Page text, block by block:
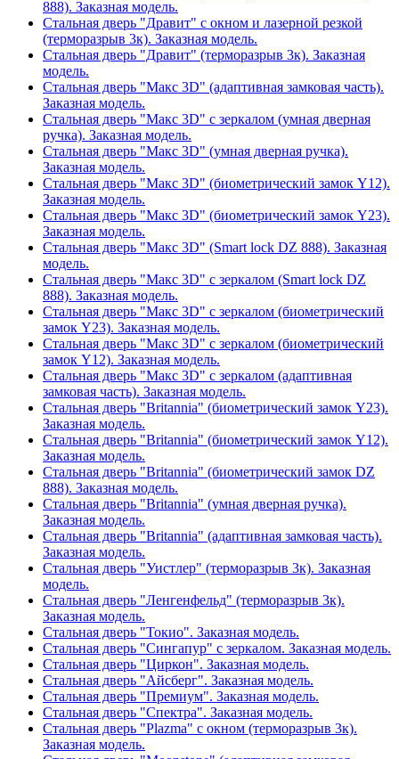
888). Заказная модель.
Стальная дверь "Дравит" с окном и лазерной резкой
(терморазрыв 3к). Заказная модель.
Стальная дверь "Дравит" (терморазрыв 3к). Заказная
модель.
Стальная дверь "Макс 3D" (адаптивная замковая часть).
Заказная модель.
Стальная дверь "Макс 3D" с зеркалом (умная дверная
ручка). Заказная модель.
Стальная дверь "Макс 3D" (умная дверная ручка).
Заказная модель.
Стальная дверь "Макс 3D" (биометрический замок Y12).
Заказная модель.
Стальная дверь "Макс 3D" (биометрический замок Y23).
Заказная модель.
Стальная дверь "Макс 3D" (Smart lock DZ 888). Заказная
модель.
Стальная дверь "Макс 3D" с зеркалом (Smart lock DZ
888). Заказная модель.
Стальная дверь "Макс 3D" с зеркалом (биометрический
замок Y23). Заказная модель.
Стальная дверь "Макс 3D" с зеркалом (биометрический
замок Y12). Заказная модель.
Стальная дверь "Макс 3D" с зеркалом (адаптивная
замковая часть). Заказная модель.
Стальная дверь "Britannia" (биометрический замок Y23).
Заказная модель.
Стальная дверь "Britannia" (биометрический замок Y12).
Заказная модель.
Стальная дверь "Britannia" (биометрический замок DZ
888). Заказная модель.
Стальная дверь "Britannia" (умная дверная ручка).
Заказная модель.
Стальная дверь "Britannia" (адаптивная замковая часть).
Заказная модель.
Стальная дверь "Уистлер" (терморазрыв 3к). Заказная
модель.
Стальная дверь "Ленгенфельд" (терморазрыв 3к).
Заказная модель.
Стальная дверь "Токио". Заказная модель.
Стальная дверь "Сингапур" с зеркалом. Заказная модель.
Стальная дверь "Циркон". Заказная модель.
Стальная дверь "Айсберг". Заказная модель.
Стальная дверь "Премиум". Заказная модель.
Стальная дверь "Спектра". Заказная модель.
Стальная дверь "Plazma" с окном (терморазрыв 3к).
Заказная модель.